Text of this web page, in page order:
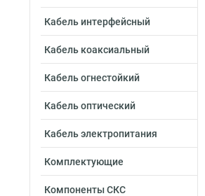
Кабель интерфейсный
Кабель коаксиальный
Кабель огнестойкий
Кабель оптический
Кабель электропитания
Комплектующие
Компоненты СКС